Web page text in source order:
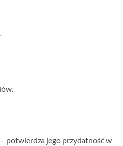
potwierdza jego przydatność w